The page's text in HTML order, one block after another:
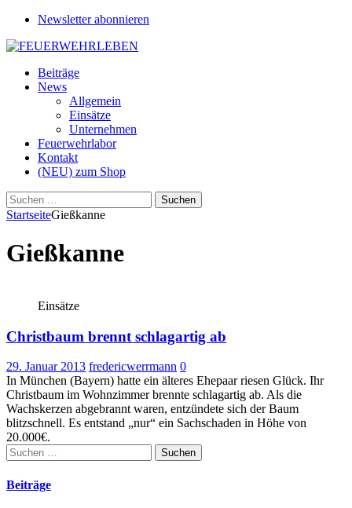
Newsletter abonnieren
Beiträge
News
Allgemein
Einsätze
Unternehmen
Feuerwehrlabor
Kontakt
(NEU) zum Shop
Suchen
nach:
StartseiteGießkanne
Gießkanne
Einsätze
Christbaum brennt schlagartig ab
29. Januar 2013 fredericwerrmann 0
In München (Bayern) hatte ein älteres Ehepaar riesen Glück. Ihr
Christbaum im Wohnzimmer brennte schlagartig ab. Als die
Wachskerzen abgebrannt waren, entzündete sich der Baum
blitzschnell. Es entstand „nur“ ein Sachschaden in Höhe von
20.000€.
Suchen
nach:
Beiträge